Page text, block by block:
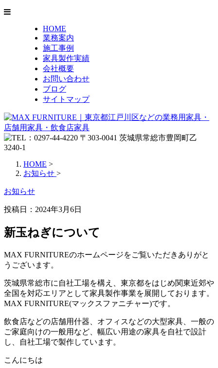
HOME
業務案内
施工事例
家具製作実績
会社概要
お問い合わせ
ブログ
サイトマップ
HOME >
お知らせ >
お知らせ
投稿日： 2024年3月6日
新玉ねぎについて
MAX FURNITUREのホームページをご覧いただきありがと
うございます。
茨城県常総市に自社工場を構え、東京都をはじめ関東近郊や
全国を対応エリアとして家具製作事業を展開しております。
MAX FURNITURE(マックスファニチャー)です。
飲食店などの店舗用什器、オフィスなどの大型家具、一般の
ご家庭向けの一般用など、幅広い用途の家具を自社で設計
し、自社工場で製作しています。
こんにちは